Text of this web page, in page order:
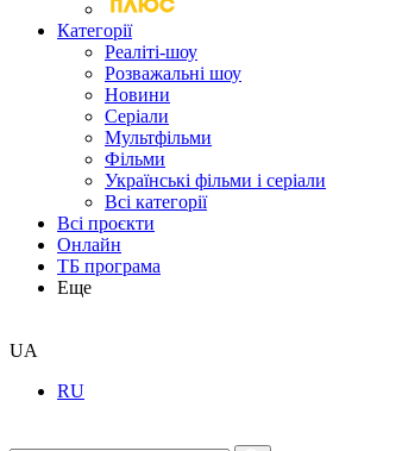
Категорії
Реаліті-шоу
Розважальні шоу
Новини
Серіали
Мультфільми
Фільми
Українські фільми і серіали
Всі категорії
Всі проєкти
Онлайн
ТБ програма
Еще
UA
RU